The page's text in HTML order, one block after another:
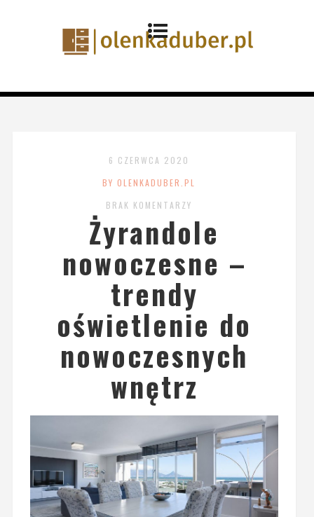
6 CZERWCA 2020
BY OLENKADUBER.PL
BRAK KOMENTARZY
Żyrandole
nowoczesne –
trendy
oświetlenie do
nowoczesnych
wnętrz